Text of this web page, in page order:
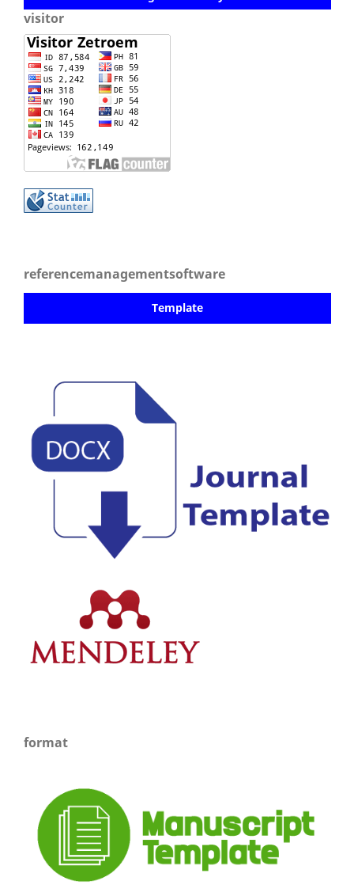
visitor
referencemanagementsoftware
Template
format